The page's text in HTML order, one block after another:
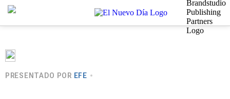
PRESENTADO POR EFE